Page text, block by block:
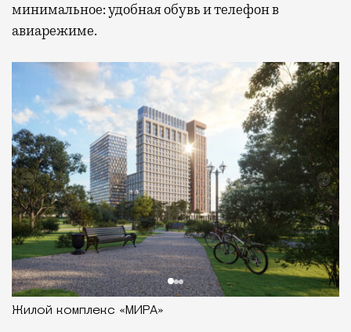
минимальное: удобная обувь и телефон в
авиарежиме.
Жилой комплекс «МИРА»